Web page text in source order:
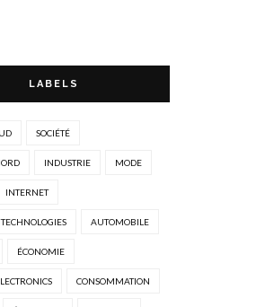
LABELS
SOCIÉTÉ
INDUSTRIE MODE
INTERNET
AUTOMOBILE
ÉCONOMIE
CONSOMMATION